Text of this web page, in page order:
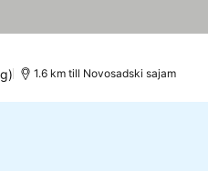
1.6 km till Novosadski sajam